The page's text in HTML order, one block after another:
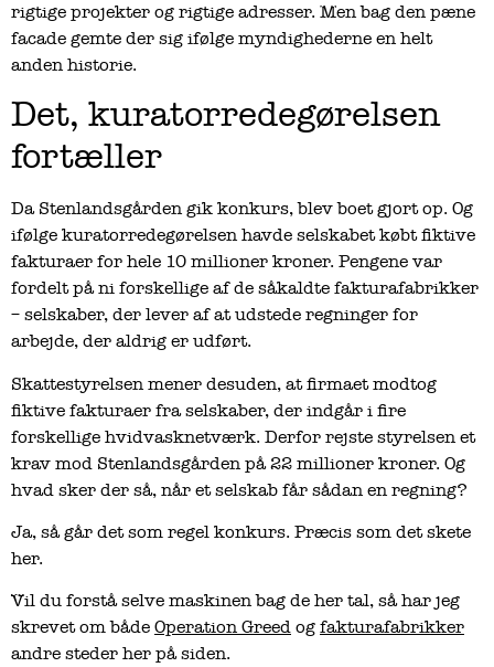
rigtige projekter og rigtige adresser. Men bag den pæne
facade gemte der sig ifølge myndighederne en helt
anden historie.
Det, kuratorredegørelsen
fortæller
Da Stenlandsgården gik konkurs, blev boet gjort op. Og
ifølge kuratorredegørelsen havde selskabet købt fiktive
fakturaer for hele 10 millioner kroner. Pengene var
fordelt på ni forskellige af de såkaldte fakturafabrikker
– selskaber, der lever af at udstede regninger for
arbejde, der aldrig er udført.
Skattestyrelsen mener desuden, at firmaet modtog
fiktive fakturaer fra selskaber, der indgår i fire
forskellige hvidvasknetværk. Derfor rejste styrelsen et
krav mod Stenlandsgården på 22 millioner kroner. Og
hvad sker der så, når et selskab får sådan en regning?
Ja, så går det som regel konkurs. Præcis som det skete
her.
Vil du forstå selve maskinen bag de her tal, så har jeg
skrevet om både Operation Greed og fakturafabrikker
andre steder her på siden.